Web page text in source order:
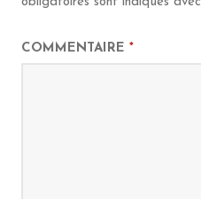
COMMENTAIRE *